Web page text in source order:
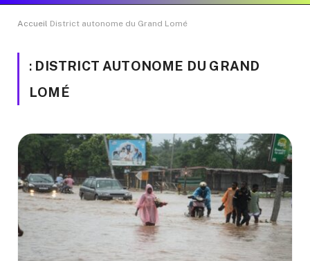
Accueil District autonome du Grand Lomé
: DISTRICT AUTONOME DU GRAND
LOMÉ